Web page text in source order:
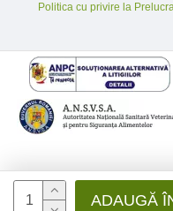
ADAUGĂ
Politica cu privire la
© 2026 Medfusion SRL, CIF: